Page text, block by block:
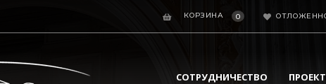
КОРЗИНА 0
СОТРУДНИЧЕСТВО